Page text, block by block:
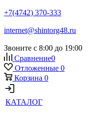
+7(4742) 370-333
internet@shintorg48.ru
Звоните с 8:00 до 19:00
Сравнение0
Отложенные 0
Корзина 0
КАТАЛОГ